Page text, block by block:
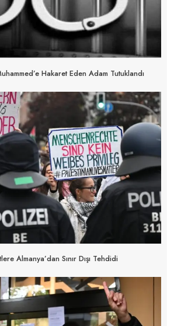
Hakaret Eden Adam Tutuklandı
Almanya’dan Sınır Dışı Tehdidi